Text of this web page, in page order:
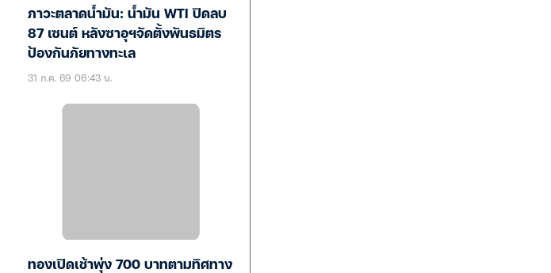
ภาวะตลาดน้ำมัน: น้ำมัน WTI ปิดลบ
87 เซนต์ หลังซาอุฯจัดตั้งพันธมิตร
ป้องกันภัยทางทะเล
31 ก.ค. 69 06:43 น.
ทองเปิดเช้าพุ่ง 700 บาทตามทิศทาง